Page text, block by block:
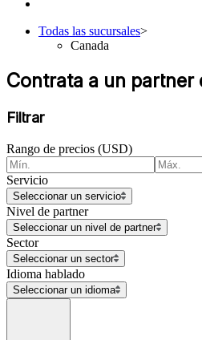
Todas las sucursales>
Canada
Contrata a un partner
Filtrar
Rango de precios (USD)
Servicio
Seleccionar un servicio
Nivel de partner
Seleccionar un nivel de partner
Sector
Seleccionar un sector
Idioma hablado
Seleccionar un idioma